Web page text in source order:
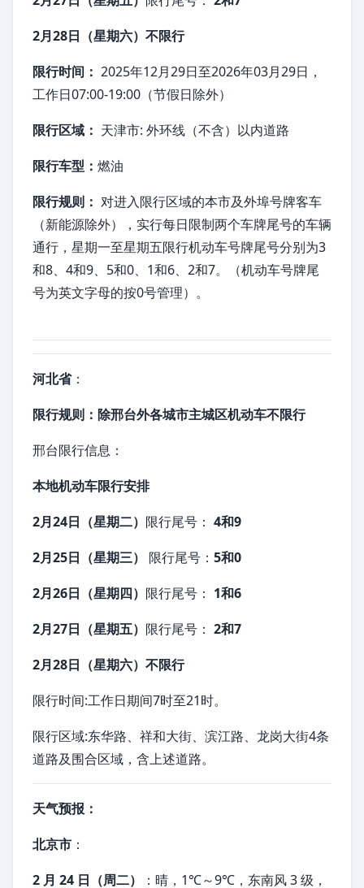
2月28日（星期六）不限行
限行时间： 2025年12月29日至2026年03月29日，
工作日07:00-19:00（节假日除外）
限行区域： 天津市: 外环线（不含）以内道路
限行车型： 燃油
限行规则： 对进入限行区域的本市及外埠号牌客车
（新能源除外），实行每日限制两个车牌尾号的车辆
通行，星期一至星期五限行机动车号牌尾号分别为3
和8、4和9、5和0、1和6、2和7。（机动车号牌尾
号为英文字母的按0号管理）。
河北省：
限行规则：除邢台外各城市主城区机动车不限行
邢台限行信息：
本地机动车限行安排
2月24日（星期二） 限行尾号： 4和9
2月25日（星期三） 限行尾号： 5和0
2月26日（星期四） 限行尾号： 1和6
2月27日（星期五） 限行尾号： 2和7
2月28日（星期六）不限行
限行时间:工作日期间7时至21时。
限行区域:东华路、祥和大街、滨江路、龙岗大街4条
道路及围合区域，含上述道路。
天气预报：
北京市 ：
2 月 24 日（周二）
：晴，1℃～9℃，东南风 3 级，